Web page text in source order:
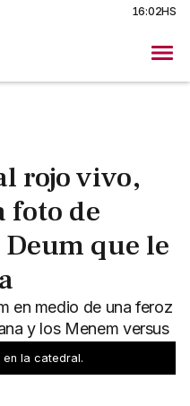
16:02HS
rojo vivo,
foto de
que le
en medio de una feroz
y los Menem versus
la catedral.